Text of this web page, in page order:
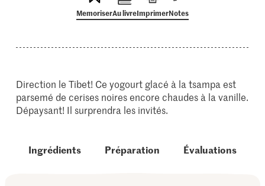
MemoriserAu livreImprimerNotes
Direction le Tibet! Ce yogourt glacé à la tsampa est
parsemé de cerises noires encore chaudes à la vanille.
Dépaysant! Il surprendra les invités.
Ingrédients Préparation Évaluations